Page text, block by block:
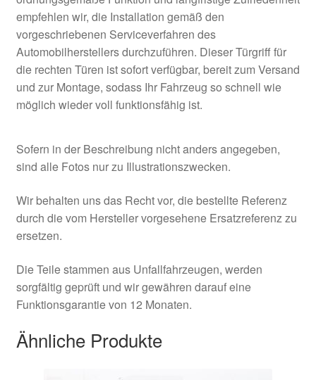
empfehlen wir, die Installation gemäß den
vorgeschriebenen Serviceverfahren des
Automobilherstellers durchzuführen. Dieser Türgriff für
die rechten Türen ist sofort verfügbar, bereit zum Versand
und zur Montage, sodass Ihr Fahrzeug so schnell wie
möglich wieder voll funktionsfähig ist.
Sofern in der Beschreibung nicht anders angegeben,
sind alle Fotos nur zu Illustrationszwecken.
Wir behalten uns das Recht vor, die bestellte Referenz
durch die vom Hersteller vorgesehene Ersatzreferenz zu
ersetzen.
Die Teile stammen aus Unfallfahrzeugen, werden
sorgfältig geprüft und wir gewähren darauf eine
Funktionsgarantie von 12 Monaten.
Ähnliche Produkte